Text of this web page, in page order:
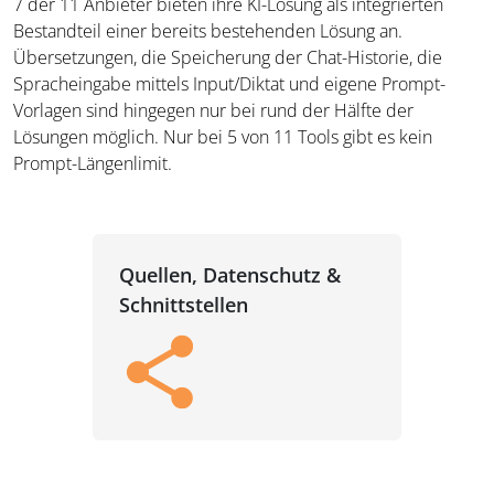
7 der 11 Anbieter bieten ihre KI-Lösung als integrierten
Bestandteil einer bereits bestehenden Lösung an.
Übersetzungen, die Speicherung der Chat-Historie, die
Spracheingabe mittels Input/Diktat und eigene Prompt-
Vorlagen sind hingegen nur bei rund der Hälfte der
Lösungen möglich. Nur bei 5 von 11 Tools gibt es kein
Prompt-Längenlimit.
Quellen, Datenschutz &
Schnittstellen